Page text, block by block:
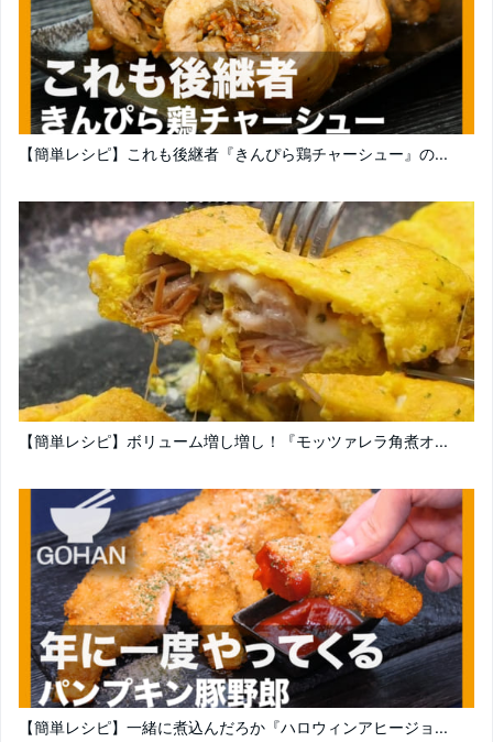
【簡単レシピ】これも後継者『きんぴら鶏チャーシュー』の...
【簡単レシピ】ボリューム増し増し！『モッツァレラ角煮オ...
【簡単レシピ】一緒に煮込んだろか『ハロウィンアヒージョ...